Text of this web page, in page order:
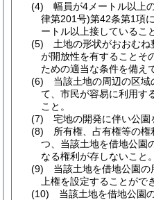
(4)
幅員が4メートル以上
律第201号)第42条第1項
ートル以上接しているこ
(5)
土地の形状がおおむ
が開放性を有することそ
ための適当な条件を備え
(6)
当該土地の周辺の区
て、市民が容易に利用す
こと。
(7)
宅地の開発に伴い公園
(8)
所有権、占有権等の
つ、当該土地を借地公園
なる権利が存しないこと。
(9)
当該土地を借地公園
上権を設定することがで
(10)
当該土地を借地公園